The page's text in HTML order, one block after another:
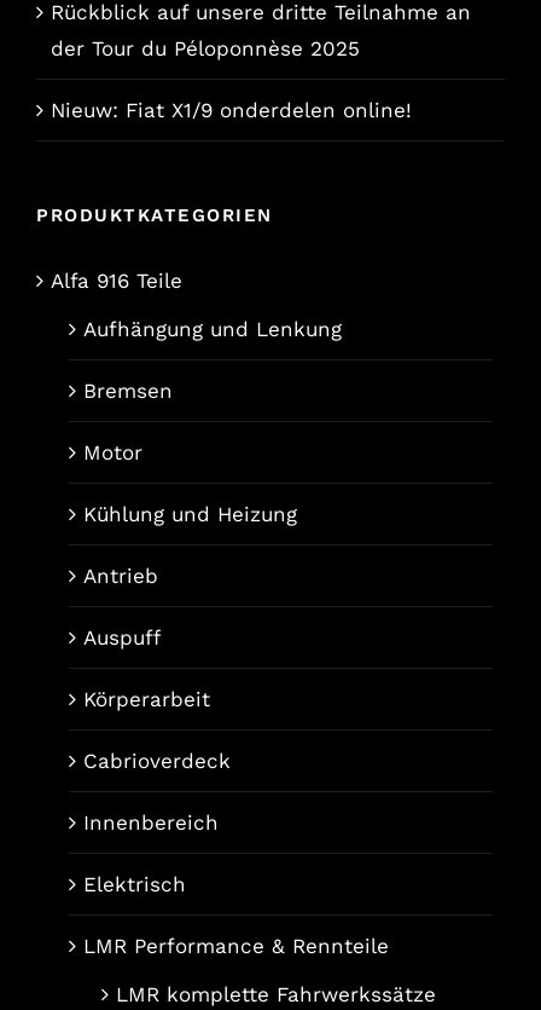
Rückblick auf unsere dritte Teilnahme an
der Tour du Péloponnèse 2025
Nieuw: Fiat X1/9 onderdelen online!
PRODUKTKATEGORIEN
Alfa 916 Teile
Aufhängung und Lenkung
Bremsen
Motor
Kühlung und Heizung
Antrieb
Auspuff
Körperarbeit
Cabrioverdeck
Innenbereich
Elektrisch
LMR Performance & Rennteile
LMR komplette Fahrwerkssätze